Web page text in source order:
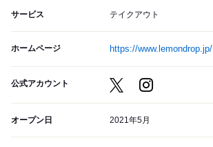
サービス テイクアウト
ホームページ https://www.lemondrop.jp/
公式アカウント
オープン日 2021年5月